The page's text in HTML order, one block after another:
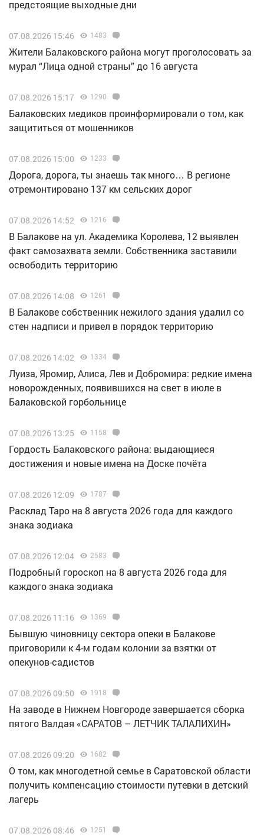
предстоящие выходные дни
07.08.2026 15:46 1483
Жители Балаковского района могут проголосовать за
мурал “Лица одной страны” до 16 августа
07.08.2026 15:17 1290
Балаковских медиков проинформировали о том, как
защититься от мошенников
07.08.2026 15:00 1233
Дорога, дорога, ты знаешь так много… В регионе
отремонтировано 137 км сельских дорог
07.08.2026 14:52 1216
В Балакове на ул. Академика Королева, 12 выявлен
факт самозахвата земли. Собственника заставили
освободить территорию
07.08.2026 14:08 1261
В Балакове собственник нежилого здания удалил со
стен надписи и привел в порядок территорию
07.08.2026 14:02 1334
Луиза, Яромир, Алиса, Лев и Добромира: редкие имена
новорожденных, появившихся на свет в июле в
Балаковской горбольнице
07.08.2026 13:25 1158
Гордость Балаковского района: выдающиеся
достижения и новые имена на Доске почёта
07.08.2026 12:09 1787
Расклад Таро на 8 августа 2026 года для каждого
знака зодиака
07.08.2026 12:04 2583
Подробный гороскоп на 8 августа 2026 года для
каждого знака зодиака
07.08.2026 11:16 1369
Бывшую чиновницу сектора опеки в Балакове
приговорили к 4-м годам колонии за взятки от
опекунов-садистов
07.08.2026 09:50 1918
Н️а заводе в Нижнем Новгороде завершается сборка
пятого Валдая «САРАТОВ – ЛЕТЧИК ТАЛАЛИХИН»
07.08.2026 09:20 1682
О том, как многодетной семье в Саратовской области
получить компенсацию стоимости путевки в детский
лагерь
07.08.2026 08:46 1251